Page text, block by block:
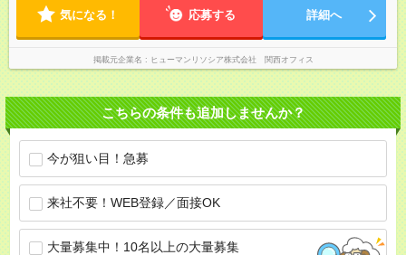
気になる！ 応募する 詳細へ
掲載元企業名 ヒューマンリソシア株式会社 関西オフィス
こちらの条件も追加しませんか？
今が狙い目！急募
来社不要！WEB登録／面接OK
大量募集中！10名以上の大量募集